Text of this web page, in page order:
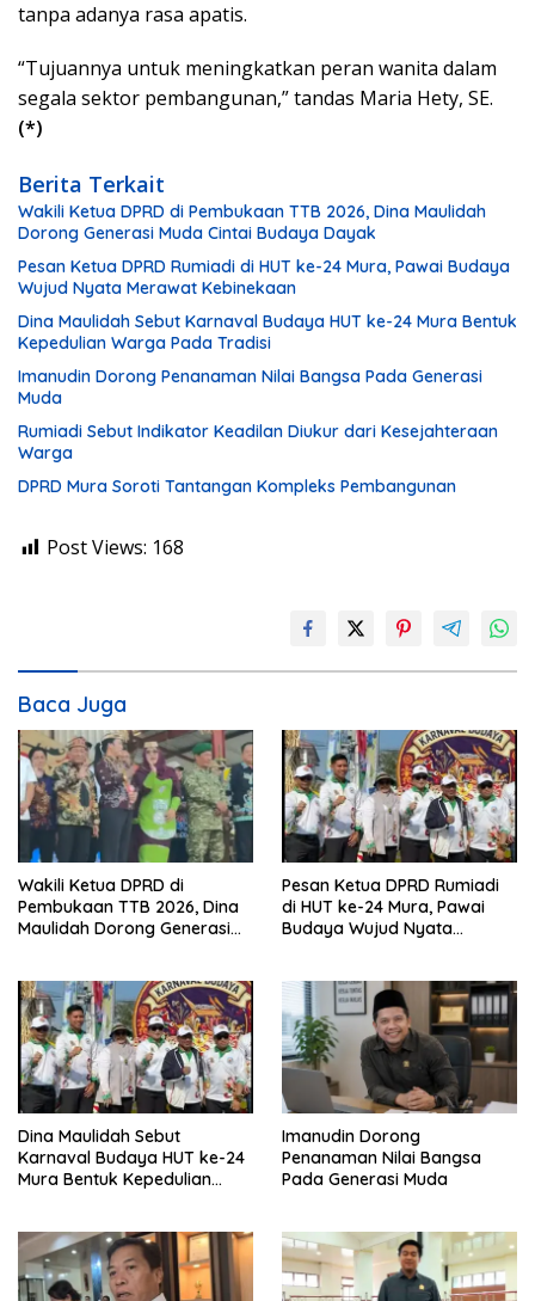
tanpa adanya rasa apatis.
“Tujuannya untuk meningkatkan peran wanita dalam
segala sektor pembangunan,” tandas Maria Hety, SE.
(*)
Berita Terkait
Wakili Ketua DPRD di Pembukaan TTB 2026, Dina Maulidah
Dorong Generasi Muda Cintai Budaya Dayak
Pesan Ketua DPRD Rumiadi di HUT ke-24 Mura, Pawai Budaya
Wujud Nyata Merawat Kebinekaan
Dina Maulidah Sebut Karnaval Budaya HUT ke-24 Mura Bentuk
Kepedulian Warga Pada Tradisi
Imanudin Dorong Penanaman Nilai Bangsa Pada Generasi
Muda
Rumiadi Sebut Indikator Keadilan Diukur dari Kesejahteraan
Warga
DPRD Mura Soroti Tantangan Kompleks Pembangunan
Post Views: 168
Baca Juga
Wakili Ketua DPRD di
Pembukaan TTB 2026, Dina
Maulidah Dorong Generasi
Pesan Ketua DPRD Rumiadi
di HUT ke-24 Mura, Pawai
Budaya Wujud Nyata
Dina Maulidah Sebut
Karnaval Budaya HUT ke-24
Mura Bentuk Kepedulian
Imanudin Dorong
Penanaman Nilai Bangsa
Pada Generasi Muda